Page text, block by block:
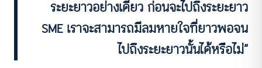
ระยะยาวอย่างเดียว ก่อนจะไปถึงระยะยาว
SME เราจะสามารถมีลมหายใจที่ยาวพอจน
ไปถึงระยะยาวนั้นได้หรือไม่”